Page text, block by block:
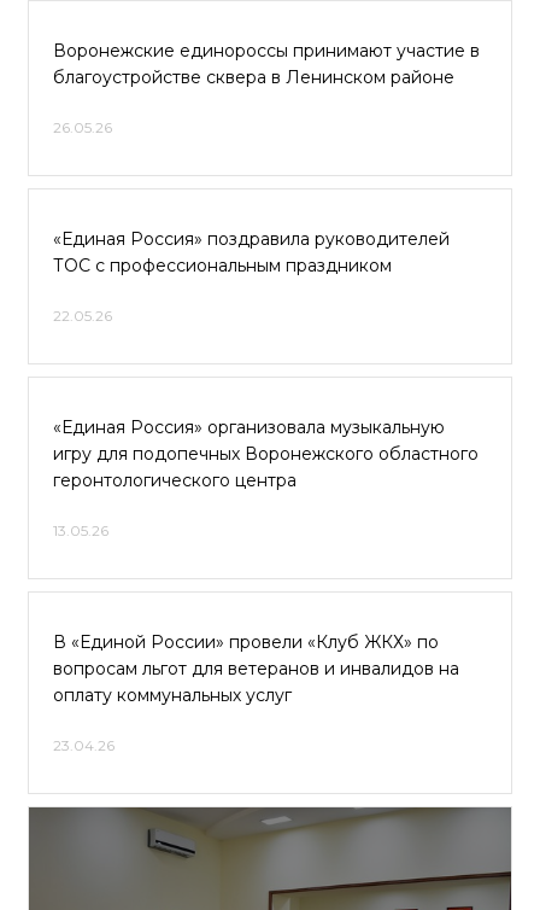
Воронежские единороссы принимают участие в
благоустройстве сквера в Ленинском районе
26.05.26
«Единая Россия» поздравила руководителей
ТОС с профессиональным праздником
22.05.26
«Единая Россия» организовала музыкальную
игру для подопечных Воронежского областного
геронтологического центра
13.05.26
В «Единой России» провели «Клуб ЖКХ» по
вопросам льгот для ветеранов и инвалидов на
оплату коммунальных услуг
23.04.26